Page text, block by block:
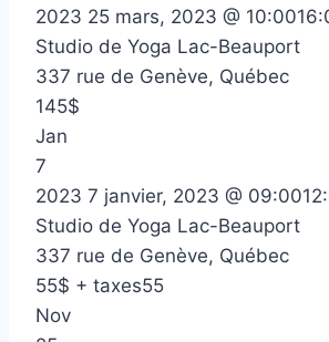
2023 25 mars, 2023 @ 10:00
Studio de Yoga Lac-Beauport
337 rue de Genève, Québec
145$
Jan
7
2023 7 janvier, 2023 @ 09:00
Studio de Yoga Lac-Beauport
337 rue de Genève, Québec
55$ + taxes55
Nov